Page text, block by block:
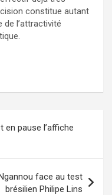
constitue autant
de l’attractivité
en pause l’affiche
face au test
brésilien Philipe Lins